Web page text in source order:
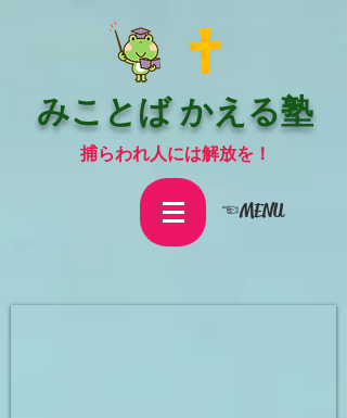
みことば かえる塾
捕らわれ人には解放を！
☜MENU